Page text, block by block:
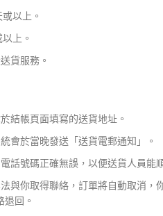
以上。
上。
貨服務。
結帳頁面填寫的送貨地址。
會於當晚發送「送貨電郵通知」。
話號碼正確無誤，以便送貨人員能
與你取得聯絡，訂單將自動取消，
回。